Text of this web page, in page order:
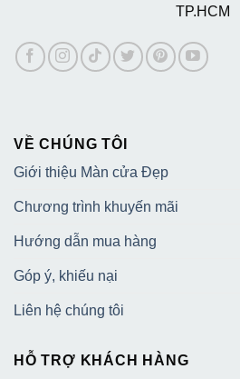
TP.HCM
VỀ CHÚNG TÔI
Giới thiệu Màn cửa Đẹp
Chương trình khuyến mãi
Hướng dẫn mua hàng
Góp ý, khiếu nại
Liên hệ chúng tôi
HỖ TRỢ KHÁCH HÀNG